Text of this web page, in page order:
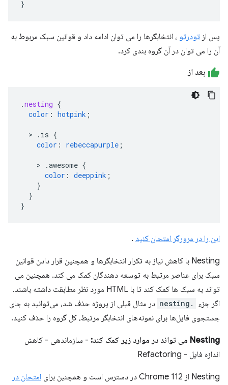
}
پس از تودرتو ، انتخابگرها را می توان ادامه داد و قوانین سبک مربوط به
آن را می توان در آن گروه بندی کرد.
بعد از
.nesting {
color : hotpink ;
> .is {
color : rebeccapurple ;
> .awesome {
color : deeppink ;
}
}
}
این را در مرورگر امتحان کنید .
Nesting با کاهش نیاز به تکرار انتخابگرها و همچنین قرار دادن قوانین
سبک برای عناصر مرتبط به توسعه دهندگان کمک می کند. همچنین می
تواند به سبک ها کمک کند تا با HTML مورد نظر مطابقت داشته باشند.
اگر جزء
.nesting
در مثال قبلی از پروژه حذف شد، می‌توانید به جای
جستجوی فایل‌ها برای نمونه‌های انتخابگر مرتبط، کل گروه را حذف کنید.
Nesting می تواند در موارد زیر کمک کند:
- سازماندهی - کاهش
اندازه فایل - Refactoring
Nesting از Chrome 112 در دسترس است و همچنین برای
امتحان در